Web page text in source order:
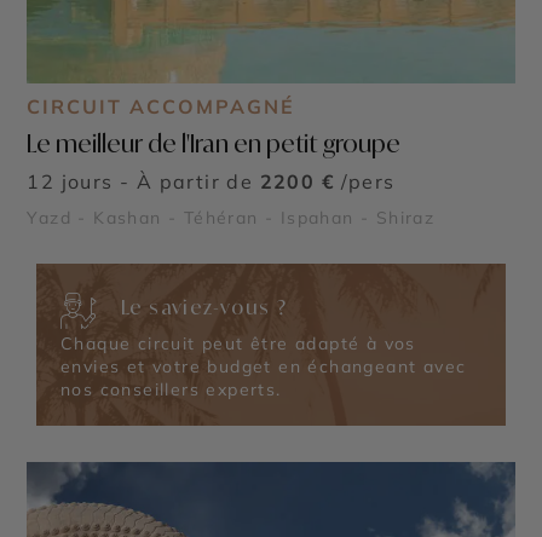
CIRCUIT ACCOMPAGNÉ
Le meilleur de l'Iran en petit groupe
12 jours - À partir de 2200 € /pers
Yazd - Kashan - Téhéran - Ispahan - Shiraz
Le saviez-vous ?
Chaque circuit peut être adapté à vos
envies et votre budget en échangeant avec
nos conseillers experts.